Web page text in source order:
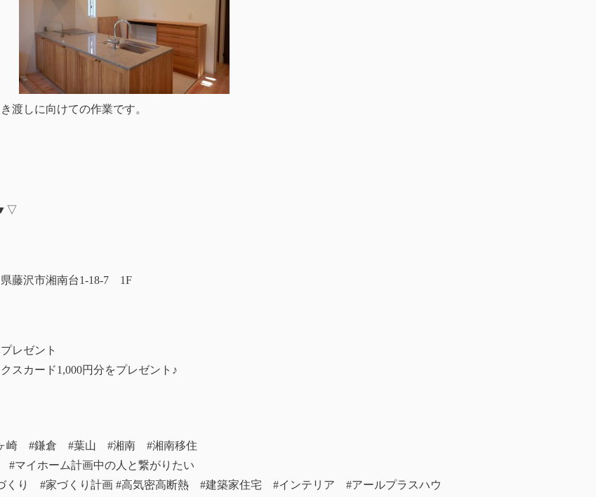
渡しに向けての作業です。
▼▽
藤沢市湘南台1-18-7 1F
レゼント
スカード1,000円分をプレゼント♪
崎 #鎌倉 #葉山 #湘南 #湘南移住
マイホーム計画中の人と繋がりたい
くり #家づくり計画 #高気密高断熱 #建築家住宅 #インテリア #アールプラスハウ